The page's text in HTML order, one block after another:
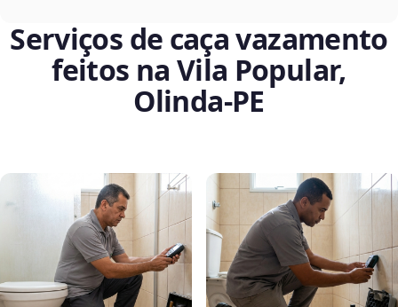
Serviços de caça vazamento
feitos na Vila Popular,
Olinda‑PE